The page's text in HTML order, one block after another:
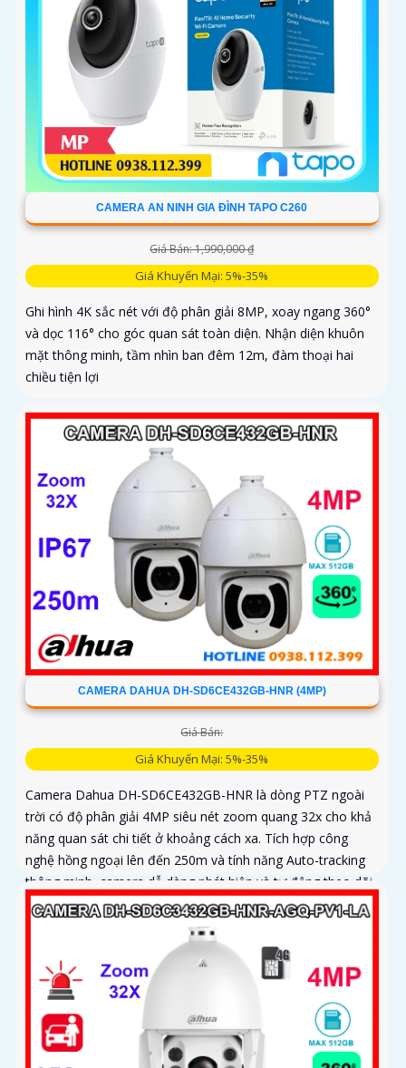
CAMERA AN NINH GIA ĐÌNH TAPO C260
Giá Bán: 1,990,000 ₫
Giá Khuyến Mại: 5%-35%
Ghi hình 4K sắc nét với độ phân giải 8MP, xoay ngang 360°
và dọc 116° cho góc quan sát toàn diện. Nhận diện khuôn
mặt thông minh, tầm nhìn ban đêm 12m, đàm thoại hai
chiều tiện lợi
CAMERA DAHUA DH-SD6CE432GB-HNR (4MP)
Giá Bán:
Giá Khuyến Mại: 5%-35%
Camera Dahua DH-SD6CE432GB-HNR là dòng PTZ ngoài
trời có độ phân giải 4MP siêu nét zoom quang 32x cho khả
năng quan sát chi tiết ở khoảng cách xa. Tích hợp công
nghệ hồng ngoại lên đến 250m và tính năng Auto-tracking
thông minh, camera dễ dàng phát hiện và tự động theo dõi
mục tiêu chuyển động